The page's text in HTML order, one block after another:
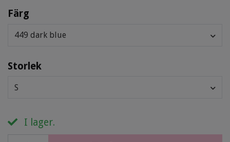
Färg
449 dark blue
Storlek
S
I lager.